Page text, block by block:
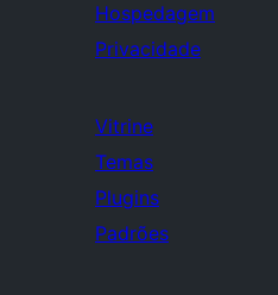
Hospedagem
Privacidade
Vitrine
Temas
Plugins
Padrões